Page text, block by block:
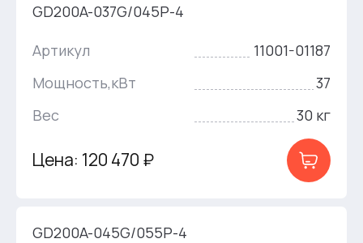
GD200A-037G/045P-4
Артикул
11001-01187
Мощность,кВт
37
Вес
30 кг
Цена: 120 470 ₽
GD200A-045G/055P-4